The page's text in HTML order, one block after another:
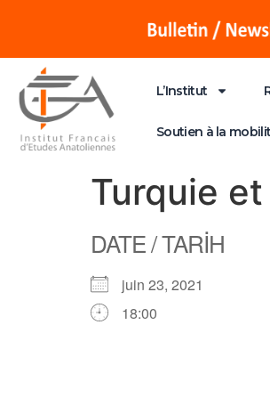
L’Institut
Soutien à la
Turquie
DATE / TARİH
juin 23, 2021
18:00